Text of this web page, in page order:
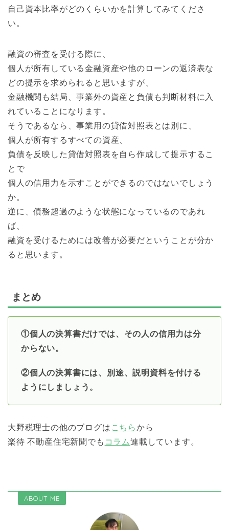
自己資本比率がどのくらいかを計算してみてくださ
い。
融資の審査を受ける際に、
個人が所有している金融資産や他のローンの返済表な
どの提示を求められると思いますが、
金融機関も結局、事業外の資産と負債も判断材料に入
れていることになります。
そうであるなら、事業用の貸借対照表とは別に、
個人が所有するすべての資産、
負債を反映した貸借対照表を自ら作成して提示するこ
とで
個人の信用力を示すことができるのではないでしょう
か。
逆に、債務超過のような状態になっているのであれ
ば、
融資を受けるためには改善が必要だということが分か
ると思います。
まとめ
①個人の決算書だけでは、その人の信用力は分
からない。
②個人の決算書には、別途、説明資料を付ける
ようにしましょう。
大野税理士の他のブログは こちらから
楽待 不動産住宅新聞でも コラム連載しています。
ABOUT ME